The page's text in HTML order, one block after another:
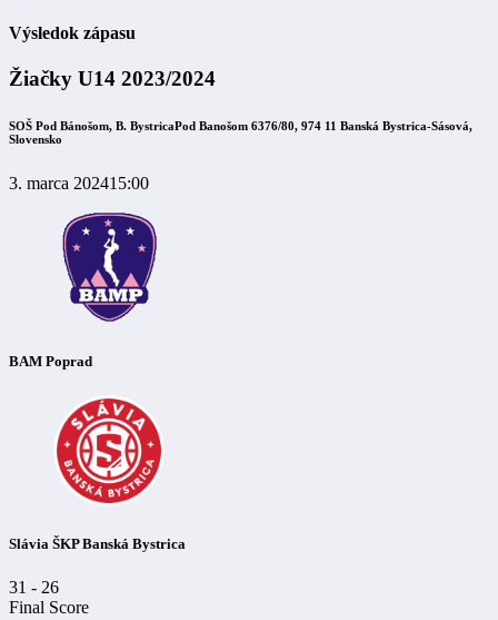
Výsledok zápasu
Žiačky U14 2023/2024
SOŠ Pod Bánošom, B. BystricaPod Banošom 6376/80, 974 11 Banská Bystrica-Sásová,
Slovensko
3. marca 202415:00
BAM Poprad
Slávia ŠKP Banská Bystrica
31 - 26
Final Score